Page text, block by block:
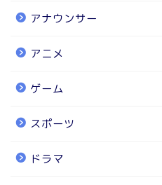
アナウンサー
アニメ
ゲーム
スポーツ
ドラマ